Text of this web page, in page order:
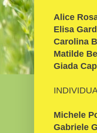
Alice
Elisa
Carolina
Matilde
Giada
Michele
Gabriele